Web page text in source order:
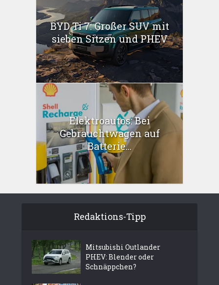
BYD Ti 7: Großer SUV mit
sieben Sitzen und PHEV
Elektroautos: Bei
Gebrauchtwagen auf
Batterie...
Redaktions-Tipp
Mitsubishi Outlander
PHEV: Blender oder
Schnäppchen?